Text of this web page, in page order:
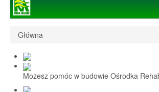
1,5% i darowizny
Nasi Beneficjenci
Główna
Możesz pomóc w budowie Ośrodka